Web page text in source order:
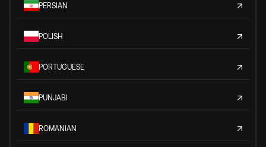
PERSIAN
POLISH
PORTUGUESE
PUNJABI
ROMANIAN